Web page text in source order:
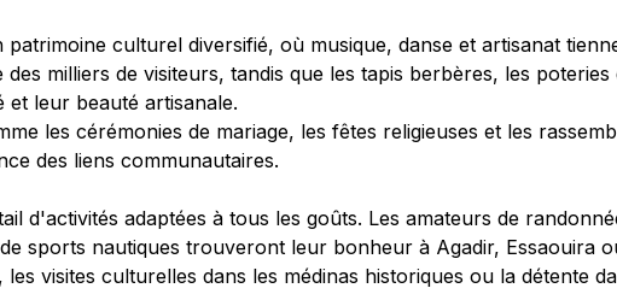
culturel diversifié, où musique, danse et artisanat
des milliers de visiteurs, tandis que les tapis berbères, les
leur beauté artisanale.
les cérémonies de mariage, les fêtes religieuses et les
des liens communautaires.
d'activités adaptées à tous les goûts. Les amateurs de
sports nautiques trouveront leur bonheur à Agadir, Essaouira
visites culturelles dans les médinas historiques ou la détente